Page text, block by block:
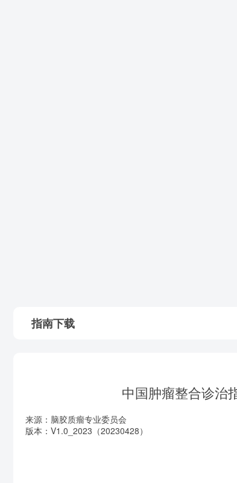
指南下载
中国肿瘤整合诊治
来源：脑胶质瘤专业委员会
版本：V1.0_2023（20230428）